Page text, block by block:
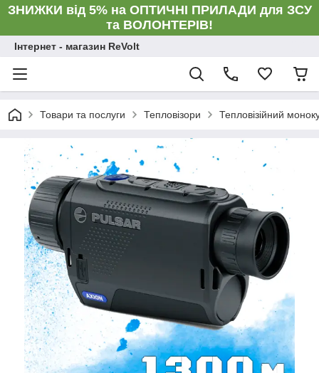
ЗНИЖКИ від 5% на ОПТИЧНІ ПРИЛАДИ для ЗСУ
та ВОЛОНТЕРІВ!
Інтернет - магазин ReVolt
Товари та послуги Тепловізори Тепловізійний